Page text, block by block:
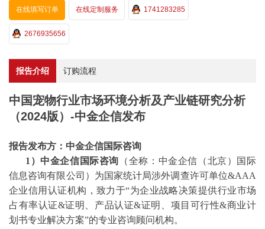
在线填写订单 在线定制服务 1741283285
2676935656
报告介绍 订购流程
中国宠物行业市场环境分析及产业链研究分析
（2024版）-中金企信发布
报告发布方：中金企信国际咨询
1）中金企信国际咨询 （全称：中金企信（北京）国际
信息咨询有限公司）为国家统计局涉外调查许可单位&AAA
企业信用认证机构，致力于“为企业战略决策提供行业市场
占有率认证&证明、产品认证&证明、项目可行性&商业计
划书专业解决方案”的专业咨询顾问机构。